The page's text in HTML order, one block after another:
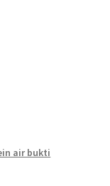
air bukti